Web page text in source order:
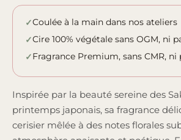
Coulée à la main dans nos ateliers
Cire 100% végétale sans OGM, ni
Fragrance Premium, sans CMR, ni
Inspirée par la beauté sereine des
printemps japonais, sa fragrance
cerisier mêlée à des notes florales